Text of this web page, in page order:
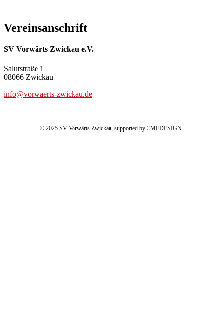
Vereinsanschrift
SV Vorwärts Zwickau e.V.
Salutstraße 1
08066 Zwickau
info@vorwaerts-zwickau.de
© 2025 SV Vorwärts Zwickau, supported by CMEDESIGN